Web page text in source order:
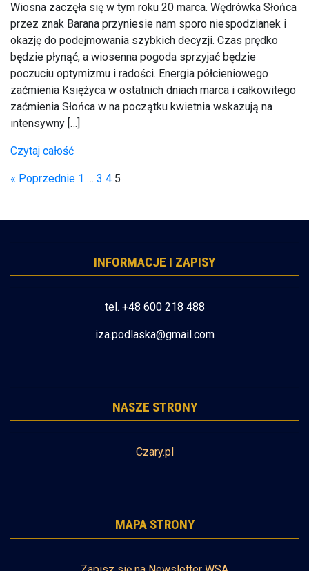
Wiosna zaczęła się w tym roku 20 marca. Wędrówka Słońca
przez znak Barana przyniesie nam sporo niespodzianek i
okazję do podejmowania szybkich decyzji. Czas prędko
będzie płynąć, a wiosenna pogoda sprzyjać będzie
poczuciu optymizmu i radości. Energia półcieniowego
zaćmienia Księżyca w ostatnich dniach marca i całkowitego
zaćmienia Słońca w na początku kwietnia wskazują na
intensywny […]
Czytaj całość
« Poprzednie 1 … 3 4 5
INFORMACJE I ZAPISY
tel. +48 600 218 488
iza.podlaska@gmail.com
NASZE STRONY
Czary.pl
MAPA STRONY